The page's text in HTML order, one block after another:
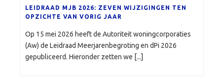
LEIDRAAD MJB 2026: ZEVEN WIJZIGINGEN TEN
OPZICHTE VAN VORIG JAAR
Op 15 mei 2026 heeft de Autoriteit woningcorporaties
(Aw) de Leidraad Meerjarenbegroting en dPi 2026
gepubliceerd. Hieronder zetten we [...]